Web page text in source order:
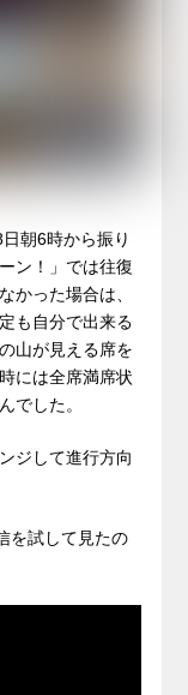
朝6時から振り
ン！」では往復
かった場合は、
も自分で出来る
山が見える席を
には全席満席状
でした。
ジして進行方向
を試して見たの